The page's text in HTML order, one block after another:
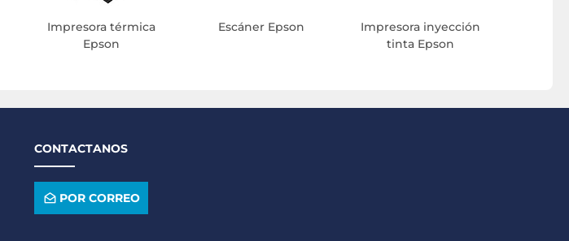
Impresora térmica
Epson
Escáner Epson
Impresora inyección
tinta Epson
CONTACTANOS
POR CORREO